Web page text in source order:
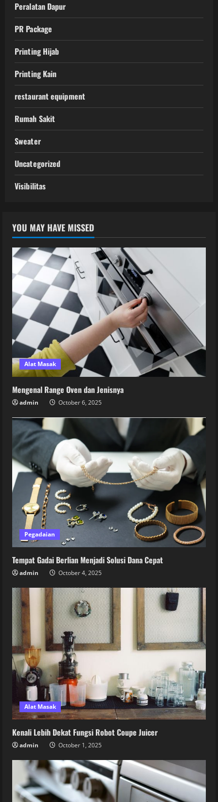
Peralatan Dapur
PR Package
Printing Hijab
Printing Kain
restaurant equipment
Rumah Sakit
Sweater
Uncategorized
Visibilitas
YOU MAY HAVE MISSED
Alat Masak
Mengenal Range Oven dan Jenisnya
admin October 6, 2025
Pegadaian
Tempat Gadai Berlian Menjadi Solusi Dana Cepat
admin October 4, 2025
Alat Masak
Kenali Lebih Dekat Fungsi Robot Coupe Juicer
admin October 1, 2025